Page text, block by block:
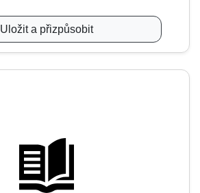
Uložit a přizpůsobit